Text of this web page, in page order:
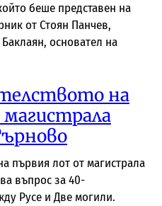
беше представен на
от Стоян Панчев,
основател на
на
първия лот от магистрала
въпрос за 40-
Русе и Две могили.